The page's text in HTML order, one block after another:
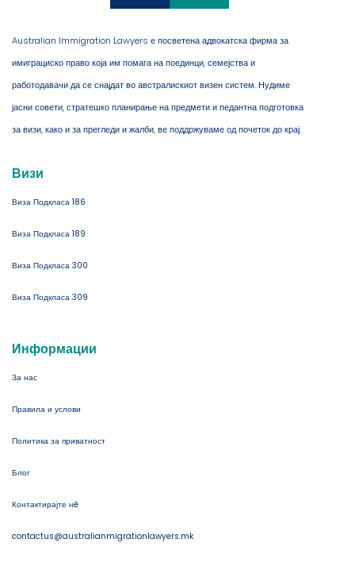
Australian Immigration Lawyers е посветена адвокатска фирма за
имиграциско право која им помага на поединци, семејства и
работодавачи да се снајдат во австралискиот визен систем. Нудиме
јасни совети, стратешко планирање на предмети и педантна подготовка
за визи, како и за прегледи и жалби, ве поддржуваме од почеток до крај.
Визи
Виза Подкласа 186
Виза Подкласа 189
Виза Подкласа 300
Виза Подкласа 309
Информации
За нас
Правила и услови
Политика за приватност
Блог
Контактирајте нè
contactus@australianmigrationlawyers.mk